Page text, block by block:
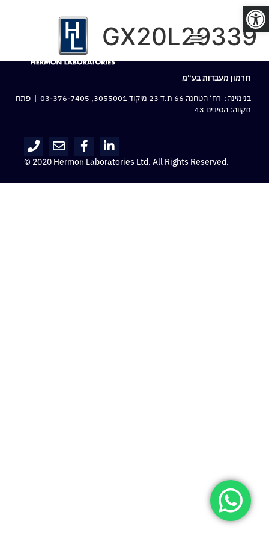
פתח סרגל נגישות
GX20L29339
חרמון מעבדות בע“מ
בנימינה: רח‘ הטחנה 66 ת.ד 23 מיקוד 3055001,
03-376-7405 | פתח
תקווה: הסיבים 43
© 2020 Hermon Laboratories Ltd. All Rights Reserved.